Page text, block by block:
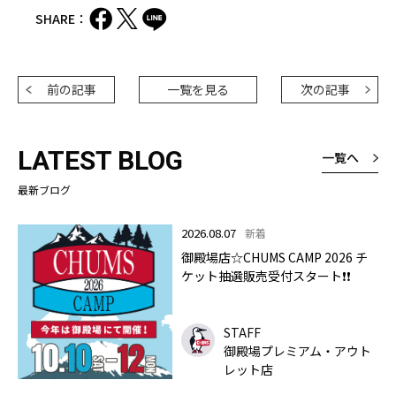
SHARE：
前の記事 一覧を見る 次の記事
LATEST BLOG
最新ブログ
一覧へ
2026.08.07 新着
御殿場店☆CHUMS CAMP 2026 チ
ケット抽選販売受付スタート❗❗
STAFF
御殿場プレミアム・アウト
レット店